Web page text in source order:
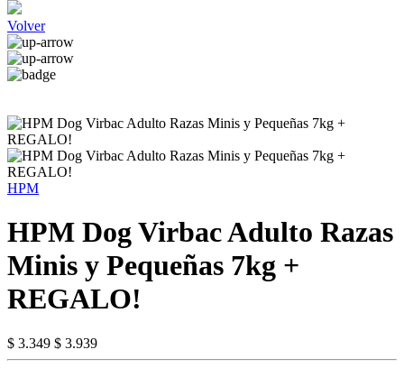
Volver
HPM
HPM Dog Virbac Adulto Razas
Minis y Pequeñas 7kg +
REGALO!
$ 3.349 $ 3.939